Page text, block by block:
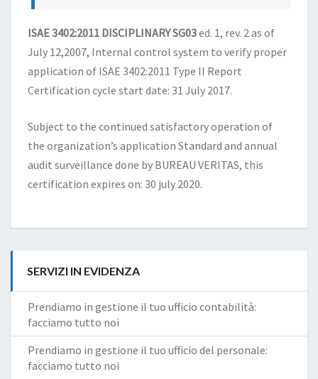
ISAE 3402:2011 DISCIPLINARY SG03ed. 1, rev. 2 as of
July 12,2007, Internal control system to verify proper
application of ISAE 3402:2011 Type II Report
Certification cycle start date: 31 July 2017.
Subject to the continued satisfactory operation of
the organization’s application Standard and annual
audit surveillance done by BUREAU VERITAS, this
certification expires on: 30 july 2020.
SERVIZI IN EVIDENZA
Prendiamo in gestione il tuo ufficio contabilità:
facciamo tutto noi
Prendiamo in gestione il tuo ufficio del personale:
facciamo tutto noi